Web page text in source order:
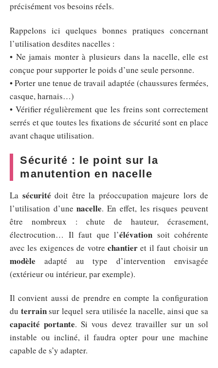
précisément vos besoins réels.
Rappelons ici quelques bonnes pratiques concernant
l’utilisation desdites nacelles :
• Ne jamais monter à plusieurs dans la nacelle, elle est
conçue pour supporter le poids d’une seule personne.
• Porter une tenue de travail adaptée (chaussures fermées,
casque, harnais…)
• Vérifier régulièrement que les freins sont correctement
serrés et que toutes les fixations de sécurité sont en place
avant chaque utilisation.
Sécurité : le point sur la
manutention en nacelle
La sécurité doit être la préoccupation majeure lors de
l’utilisation d’unenacelle. En effet, les risques peuvent
être nombreux : chute de hauteur, écrasement,
électrocution… Il faut que l’élévation soit cohérente
avec les exigences de votre chantier et il faut choisir un
modèle adapté au type d’intervention envisagée
(extérieur ou intérieur, par exemple).
Il convient aussi de prendre en compte la configuration
du terrainsur lequel sera utilisée la nacelle, ainsi que sa
capacité portante. Si vous devez travailler sur un sol
instable ou incliné, il faudra opter pour une machine
capable de s’y adapter.